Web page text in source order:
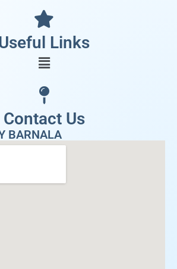
Links
Contact Us
BARNALA